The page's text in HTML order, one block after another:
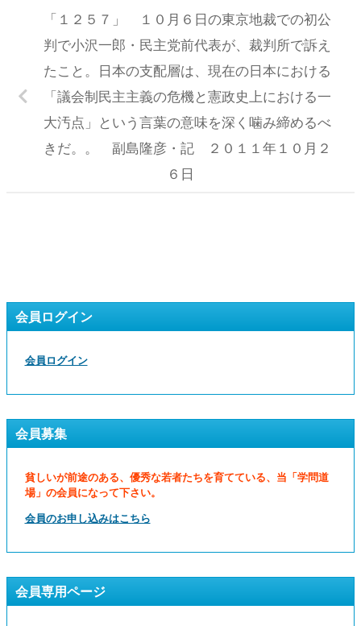
「１２５７」 １０月６日の東京地裁での初公
判で小沢一郎・民主党前代表が、裁判所で訴え
たこと。日本の支配層は、現在の日本における
「議会制民主主義の危機と憲政史上における一
大汚点」という言葉の意味を深く噛み締めるべ
きだ。。 副島隆彦・記 ２０１１年１０月２
６日
会員ログイン
会員ログイン
会員募集
貧しいが前途のある、優秀な若者たちを育てている、当「学問道
場」の会員になって下さい。
会員のお申し込みはこちら
会員専用ページ